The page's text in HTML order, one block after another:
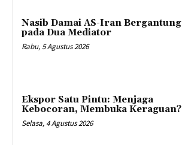
Nasib Damai AS-Iran Bergantung
pada Dua Mediator
Rabu, 5 Agustus 2026
Ekspor Satu Pintu: Menjaga
Kebocoran, Membuka Keraguan?
Selasa, 4 Agustus 2026